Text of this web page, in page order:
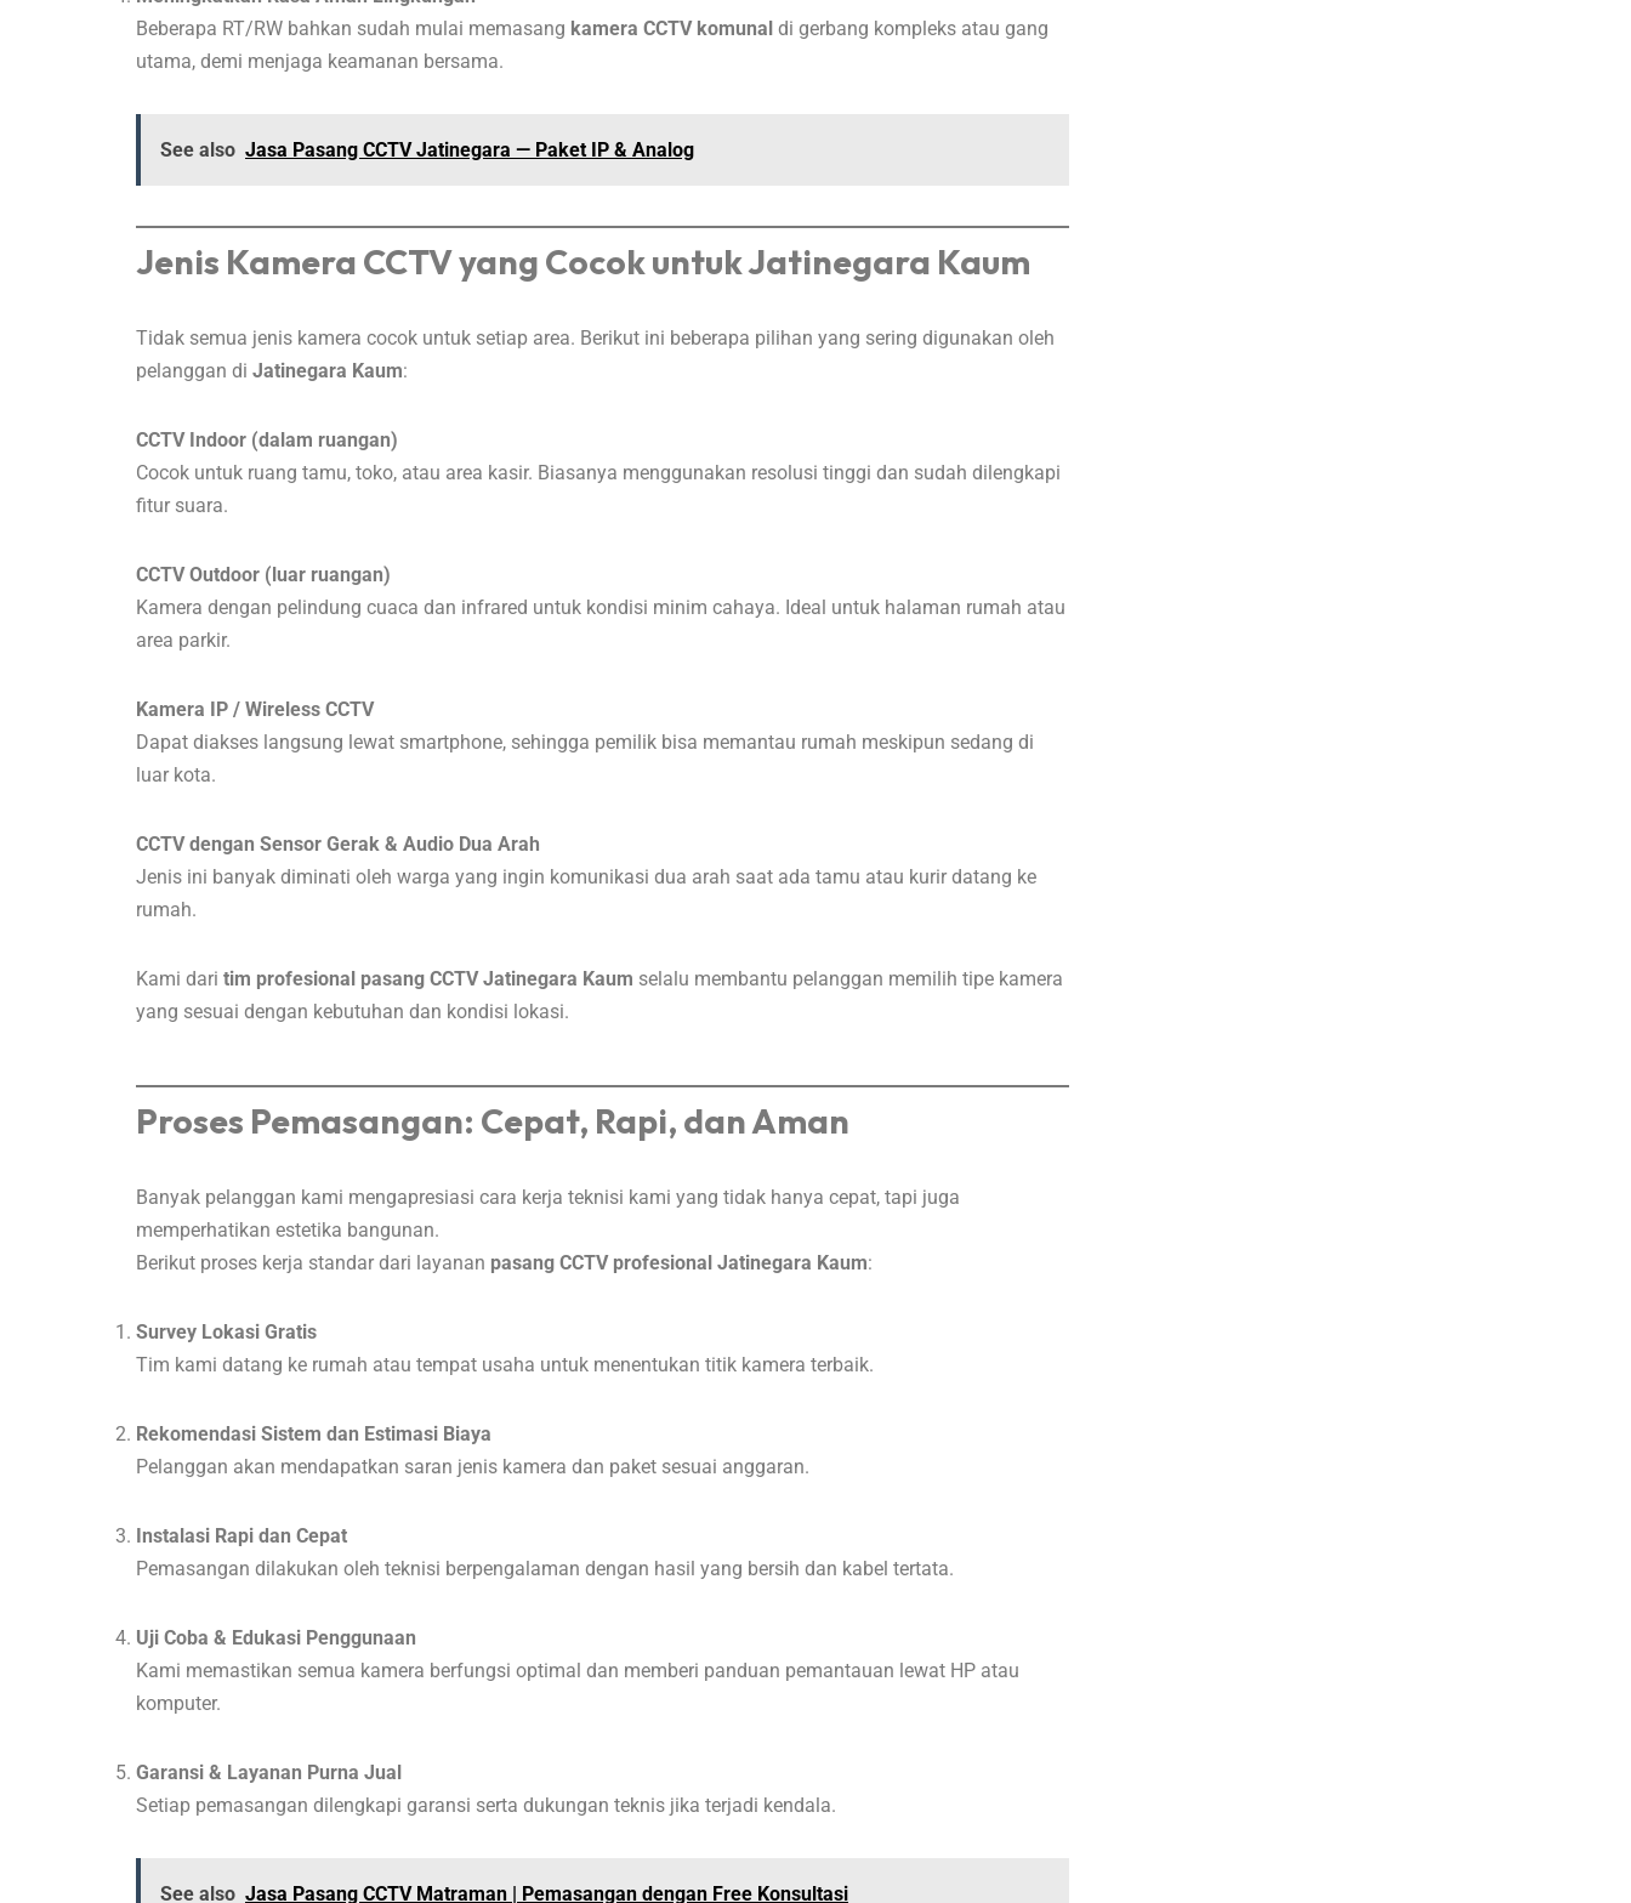
Beberapa RT/RW bahkan sudah mulai memasang kamera CCTV komunal di gerbang kompleks atau gang
utama, demi menjaga keamanan bersama.
See also Jasa Pasang CCTV Jatinegara — Paket IP & Analog
Jenis Kamera CCTV yang Cocok untuk Jatinegara Kaum
Tidak semua jenis kamera cocok untuk setiap area. Berikut ini beberapa pilihan yang sering digunakan oleh
pelanggan di Jatinegara Kaum:
CCTV Indoor (dalam ruangan)
Cocok untuk ruang tamu, toko, atau area kasir. Biasanya menggunakan resolusi tinggi dan sudah dilengkapi
fitur suara.
CCTV Outdoor (luar ruangan)
Kamera dengan pelindung cuaca dan infrared untuk kondisi minim cahaya. Ideal untuk halaman rumah atau
area parkir.
Kamera IP / Wireless CCTV
Dapat diakses langsung lewat smartphone, sehingga pemilik bisa memantau rumah meskipun sedang di
luar kota.
CCTV dengan Sensor Gerak & Audio Dua Arah
Jenis ini banyak diminati oleh warga yang ingin komunikasi dua arah saat ada tamu atau kurir datang ke
rumah.
Kami dari tim profesional pasang CCTV Jatinegara Kaum selalu membantu pelanggan memilih tipe kamera
yang sesuai dengan kebutuhan dan kondisi lokasi.
Proses Pemasangan: Cepat, Rapi, dan Aman
Banyak pelanggan kami mengapresiasi cara kerja teknisi kami yang tidak hanya cepat, tapi juga
memperhatikan estetika bangunan.
Berikut proses kerja standar dari layanan pasang CCTV profesional Jatinegara Kaum:
Survey Lokasi Gratis
Tim kami datang ke rumah atau tempat usaha untuk menentukan titik kamera terbaik.
Rekomendasi Sistem dan Estimasi Biaya
Pelanggan akan mendapatkan saran jenis kamera dan paket sesuai anggaran.
Instalasi Rapi dan Cepat
Pemasangan dilakukan oleh teknisi berpengalaman dengan hasil yang bersih dan kabel tertata.
Uji Coba & Edukasi Penggunaan
Kami memastikan semua kamera berfungsi optimal dan memberi panduan pemantauan lewat HP atau
komputer.
Garansi & Layanan Purna Jual
Setiap pemasangan dilengkapi garansi serta dukungan teknis jika terjadi kendala.
See also Jasa Pasang CCTV Matraman | Pemasangan dengan Free Konsultasi